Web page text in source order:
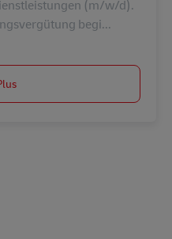
(m/w/d).
begi...